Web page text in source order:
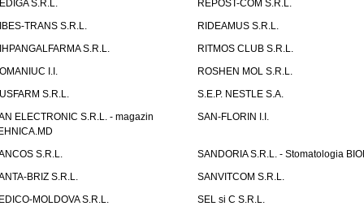
S.R.L.
REPOST-COM S.R.L.
TRANS S.R.L.
RIDEAMUS S.R.L.
S.R.L.
RITMOS CLUB S.R.L.
I.I.
ROSHEN MOL S.R.L.
S.R.L.
S.E.P. NESTLE S.A.
ELECTRONIC S.R.L. - magazin
SAN-FLORIN I.I.
S.R.L.
SANDORIA S.R.L. - Stomatologia
BRIZ S.R.L.
SANVITCOM S.R.L.
MOLDOVA S.R.L.
SEL si C S.R.L.